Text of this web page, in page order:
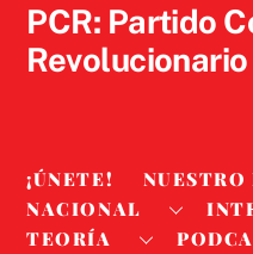
PCR: Partido
Revolucionario
¡ÚNETE!
NACIONAL
TEORÍA